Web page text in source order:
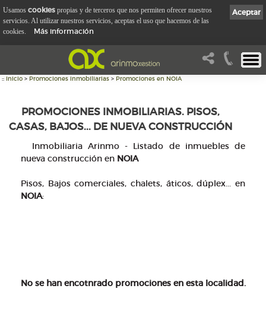
:: Inicio > Promociones inmobiliarias > Promociones en NOIA
PROMOCIONES INMOBILIARIAS. PISOS,
CASAS, BAJOS... DE NUEVA CONSTRUCCIÓN
Inmobiliaria Arinmo - Listado de inmuebles de
nueva construcción en NOIA
Pisos, Bajos comerciales, chalets, áticos, dúplex... en
NOIA:
No se han encotnrado promociones en esta localidad.
Aceptar
Usamos cookies propias y de terceros que nos permiten ofrecer nuestros
servicios. Al utilizar nuestros servicios, aceptas el uso que hacemos de las
cookies.
Más información